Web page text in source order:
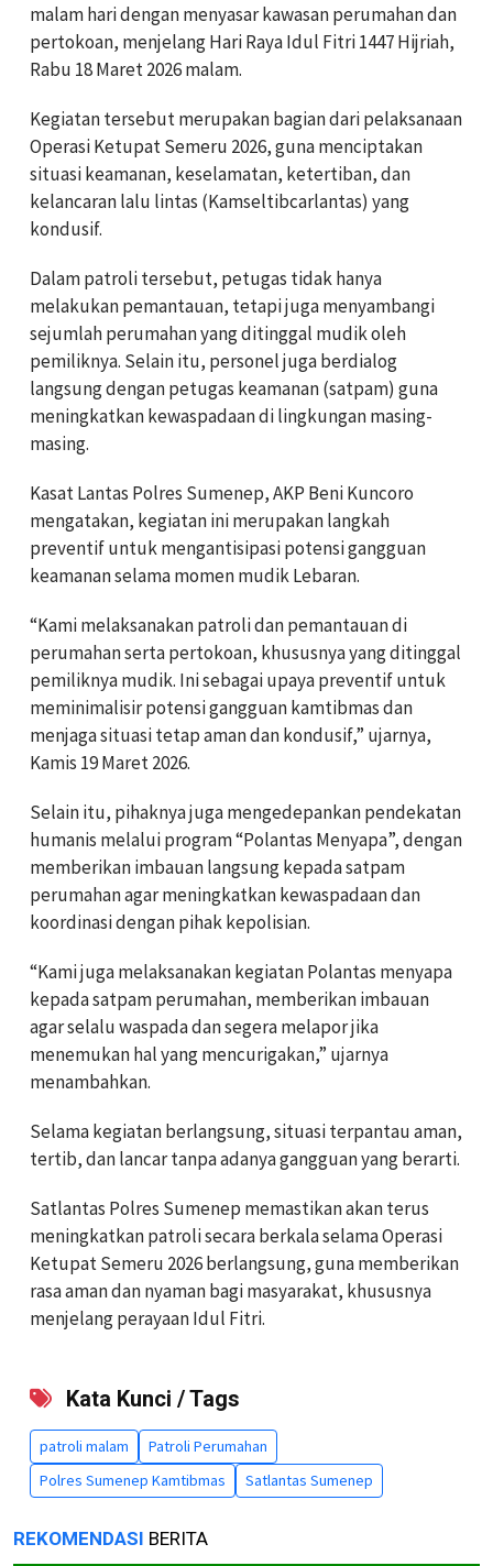
malam hari dengan menyasar kawasan perumahan dan
pertokoan, menjelang Hari Raya Idul Fitri 1447 Hijriah,
Rabu 18 Maret 2026 malam.
Kegiatan tersebut merupakan bagian dari pelaksanaan
Operasi Ketupat Semeru 2026, guna menciptakan
situasi keamanan, keselamatan, ketertiban, dan
kelancaran lalu lintas (Kamseltibcarlantas) yang
kondusif.
Dalam patroli tersebut, petugas tidak hanya
melakukan pemantauan, tetapi juga menyambangi
sejumlah perumahan yang ditinggal mudik oleh
pemiliknya. Selain itu, personel juga berdialog
langsung dengan petugas keamanan (satpam) guna
meningkatkan kewaspadaan di lingkungan masing-
masing.
Kasat Lantas Polres Sumenep, AKP Beni Kuncoro
mengatakan, kegiatan ini merupakan langkah
preventif untuk mengantisipasi potensi gangguan
keamanan selama momen mudik Lebaran.
“Kami melaksanakan patroli dan pemantauan di
perumahan serta pertokoan, khususnya yang ditinggal
pemiliknya mudik. Ini sebagai upaya preventif untuk
meminimalisir potensi gangguan kamtibmas dan
menjaga situasi tetap aman dan kondusif,” ujarnya,
Kamis 19 Maret 2026.
Selain itu, pihaknya juga mengedepankan pendekatan
humanis melalui program “Polantas Menyapa”, dengan
memberikan imbauan langsung kepada satpam
perumahan agar meningkatkan kewaspadaan dan
koordinasi dengan pihak kepolisian.
“Kami juga melaksanakan kegiatan Polantas menyapa
kepada satpam perumahan, memberikan imbauan
agar selalu waspada dan segera melapor jika
menemukan hal yang mencurigakan,” ujarnya
menambahkan.
Selama kegiatan berlangsung, situasi terpantau aman,
tertib, dan lancar tanpa adanya gangguan yang berarti.
Satlantas Polres Sumenep memastikan akan terus
meningkatkan patroli secara berkala selama Operasi
Ketupat Semeru 2026 berlangsung, guna memberikan
rasa aman dan nyaman bagi masyarakat, khususnya
menjelang perayaan Idul Fitri.
Kata Kunci / Tags
patroli malam
Patroli Perumahan
Polres Sumenep Kamtibmas
Satlantas Sumenep
REKOMENDASI BERITA